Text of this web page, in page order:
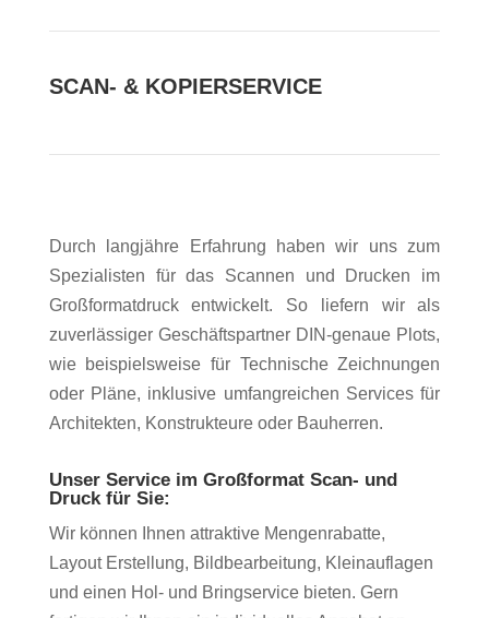
SCAN- & KOPIERSERVICE
Durch langjähre Erfahrung haben wir uns zum
Spezialisten für das Scannen und Drucken im
Großformatdruck entwickelt. So liefern wir als
zuverlässiger Geschäftspartner DIN-genaue Plots,
wie beispielsweise für Technische Zeichnungen
oder Pläne, inklusive umfangreichen Services für
Architekten, Konstrukteure oder Bauherren.
Unser Service im Großformat Scan- und
Druck für Sie:
Wir können Ihnen attraktive Mengenrabatte,
Layout Erstellung, Bildbearbeitung, Kleinauflagen
und einen Hol- und Bringservice bieten. Gern